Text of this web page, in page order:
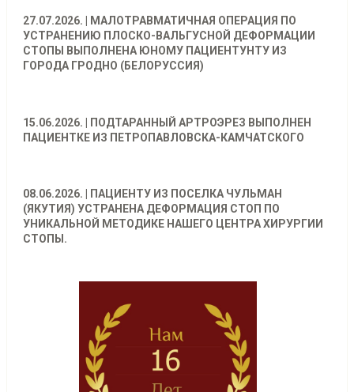
27.07.2026. | МАЛОТРАВМАТИЧНАЯ ОПЕРАЦИЯ ПО
УСТРАНЕНИЮ ПЛОСКО-ВАЛЬГУСНОЙ ДЕФОРМАЦИИ
СТОПЫ ВЫПОЛНЕНА ЮНОМУ ПАЦИЕНТУНТУ ИЗ
ГОРОДА ГРОДНО (БЕЛОРУССИЯ)
15.06.2026. | ПОДТАРАННЫЙ АРТРОЭРЕЗ ВЫПОЛНЕН
ПАЦИЕНТКЕ ИЗ ПЕТРОПАВЛОВСКА-КАМЧАТСКОГО
08.06.2026. | ПАЦИЕНТУ ИЗ ПОСЕЛКА ЧУЛЬМАН
(ЯКУТИЯ) УСТРАНЕНА ДЕФОРМАЦИЯ СТОП ПО
УНИКАЛЬНОЙ МЕТОДИКЕ НАШЕГО ЦЕНТРА ХИРУРГИИ
СТОПЫ.